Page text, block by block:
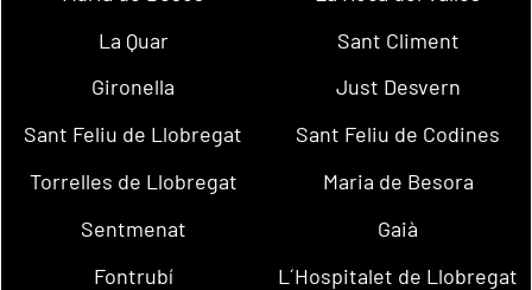
La Quar
Sant Climent
Gironella
Just Desvern
Sant Feliu de Llobregat
Sant Feliu de Codines
Torrelles de Llobregat
Maria de Besora
Sentmenat
Gaià
Fontrubí
L´Hospitalet de Llobregat